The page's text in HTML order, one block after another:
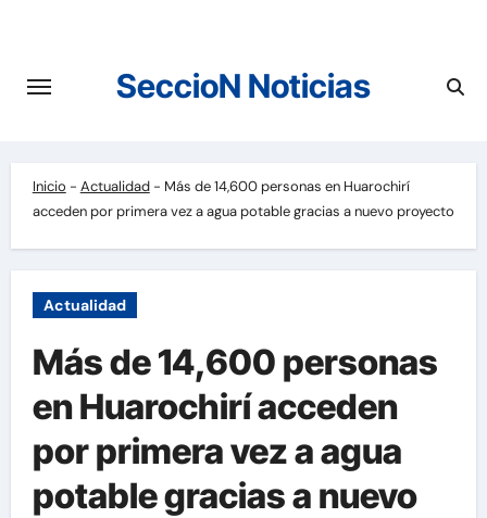
contenido
SeccioN Noticias
Inicio - Actualidad- Más de 14,600 personas en Huarochirí
acceden por primera vez a agua potable gracias a nuevo proyecto
Actualidad
Más de 14,600 personas
en Huarochirí acceden
por primera vez a agua
potable gracias a nuevo